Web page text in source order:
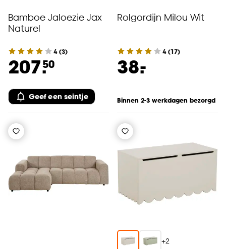
Bamboe Jaloezie Jax
Naturel
4(3)
207.50
Geef een seintje
Rolgordijn Milou Wit
4(17)
38.
-
Binnen 2-3 werkdagen bezorgd
+2